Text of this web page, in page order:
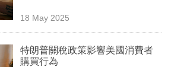
18 May 2025
特朗普關稅政策影響美國消費者
購買行為